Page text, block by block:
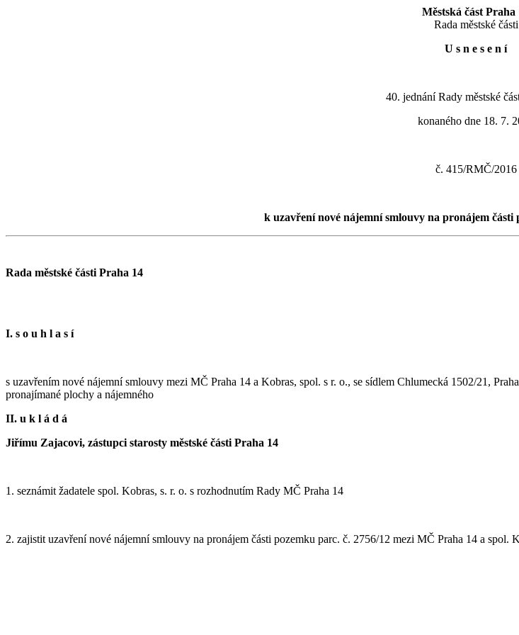
Městská část Praha
Rada městské části
U s n e s e n í
40. jednání Rady městské
konaného dne 18. 7.
č. 415/RMČ/2016
k uzavření nové nájemní smlouvy na pronájem části
Rada městské části Praha 14
I. s o u h l a s í
s uzavřením nové nájemní smlouvy mezi MČ Praha 14 a Kobras, spol. s r. o., se sídlem Chlumecká 1502/21,
pronajímané plochy a nájemného
II. u k l á d á
Jiřímu Zajacovi, zástupci starosty městské části Praha 14
1. seznámit žadatele spol. Kobras, s. r. o. s rozhodnutím Rady MČ Praha 14
2. zajistit uzavření nové nájemní smlouvy na pronájem části pozemku parc. č. 2756/12 mezi MČ Praha 14 a spol.